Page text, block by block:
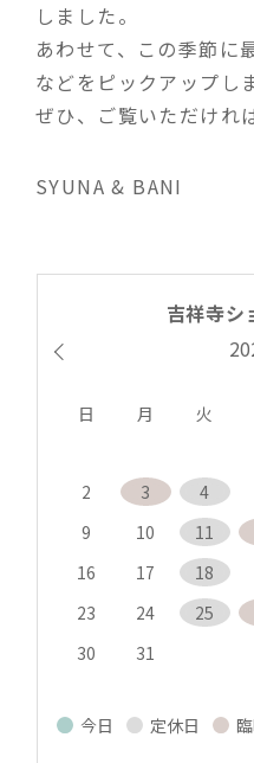
しました。
あわせて、この季節に
などをピックアップし
ぜひ、ご覧いただけれ
SYUNA & BANI
日 月 火
2
3 4
9
10 11
16
17 18
23
24 25
30
31
■ 今日 ■ 定休日 ■